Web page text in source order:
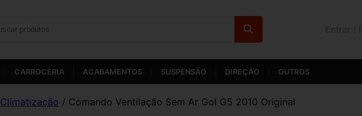
CARROCERIA ACABAMENTOS SUSPENSÃO DIREÇÃO OUTROS
Climatização / Comando Ventilação Sem Ar Gol G5 2010 Original